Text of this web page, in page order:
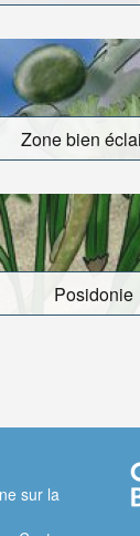
Zone bien
Posidonie
sur la